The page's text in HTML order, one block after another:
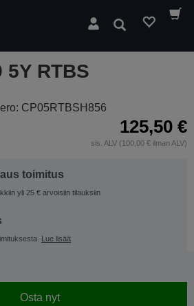
Hae
5Y RTBS
CP05RTBSH856
125,50 €
sis. ALV (100,00 € ilman ALV)
toimitus
yli 25 € arvoisiin tilauksiin
Lue lisää
Osta nyt